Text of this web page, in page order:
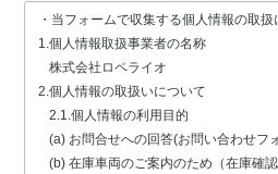
・当フォームで収集する個人情報の取扱
1.個人情報取扱事業者の名称
株式会社ロペライオ
2.個人情報の取扱いについて
2.1.個人情報の利用目的
(a) お問合せへの回答(お問い合わせフ
(b) 在庫車両のご案内のため（在庫確